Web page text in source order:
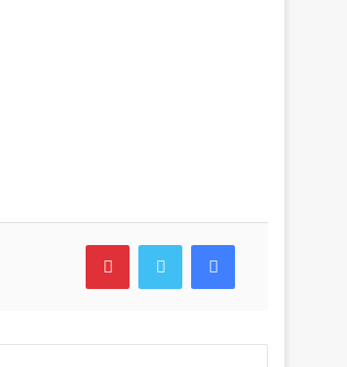
فيسبوك تويتر بينتيريست